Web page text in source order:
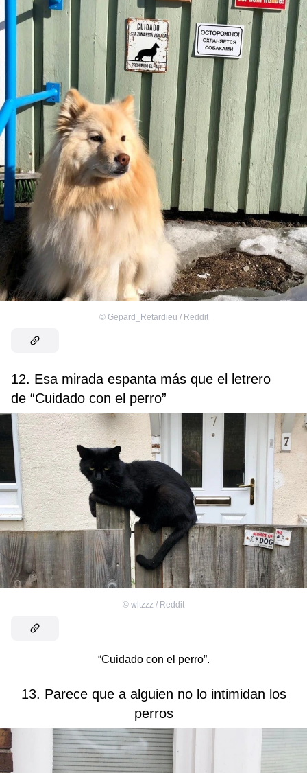
© Gepard_Retardieu / Reddit
12. Esa mirada espanta más que el letrero
de “Cuidado con el perro”
© wltzzz / Reddit
“Cuidado con el perro”.
13. Parece que a alguien no lo intimidan los
perros